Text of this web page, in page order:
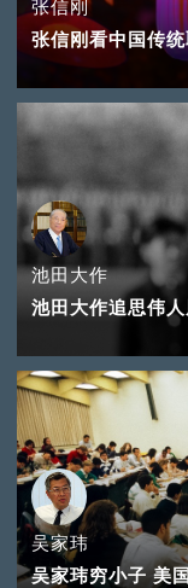
张信刚
张信刚看中国传
池田大作
池田大作追思伟
吴家玮
吴家玮穷小子 美